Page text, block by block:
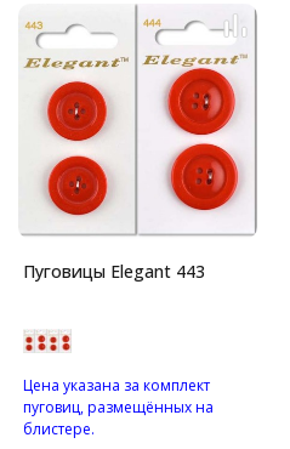
Пуговицы Elegant 443
Цена указана за комплект
пуговиц, размещённых на
блистере.